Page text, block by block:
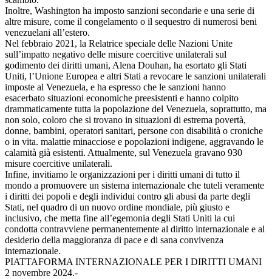
Inoltre, Washington ha imposto sanzioni secondarie e una serie di
altre misure, come il congelamento o il sequestro di numerosi beni
venezuelani all’estero.
Nel febbraio 2021, la Relatrice speciale delle Nazioni Unite
sull’impatto negativo delle misure coercitive unilaterali sul
godimento dei diritti umani, Alena Douhan, ha esortato gli Stati
Uniti, l’Unione Europea e altri Stati a revocare le sanzioni unilaterali
imposte al Venezuela, e ha espresso che le sanzioni hanno
esacerbato situazioni economiche preesistenti e hanno colpito
drammaticamente tutta la popolazione del Venezuela, soprattutto, ma
non solo, coloro che si trovano in situazioni di estrema povertà,
donne, bambini, operatori sanitari, persone con disabilità o croniche
o in vita. malattie minacciose e popolazioni indigene, aggravando le
calamità già esistenti. Attualmente, sul Venezuela gravano 930
misure coercitive unilaterali.
Infine, invitiamo le organizzazioni per i diritti umani di tutto il
mondo a promuovere un sistema internazionale che tuteli veramente
i diritti dei popoli e degli individui contro gli abusi da parte degli
Stati, nel quadro di un nuovo ordine mondiale, più giusto e
inclusivo, che metta fine all’egemonia degli Stati Uniti la cui
condotta contravviene permanentemente al diritto internazionale e al
desiderio della maggioranza di pace e di sana convivenza
internazionale.
PIATTAFORMA INTERNAZIONALE PER I DIRITTI UMANI
2 novembre 2024.-